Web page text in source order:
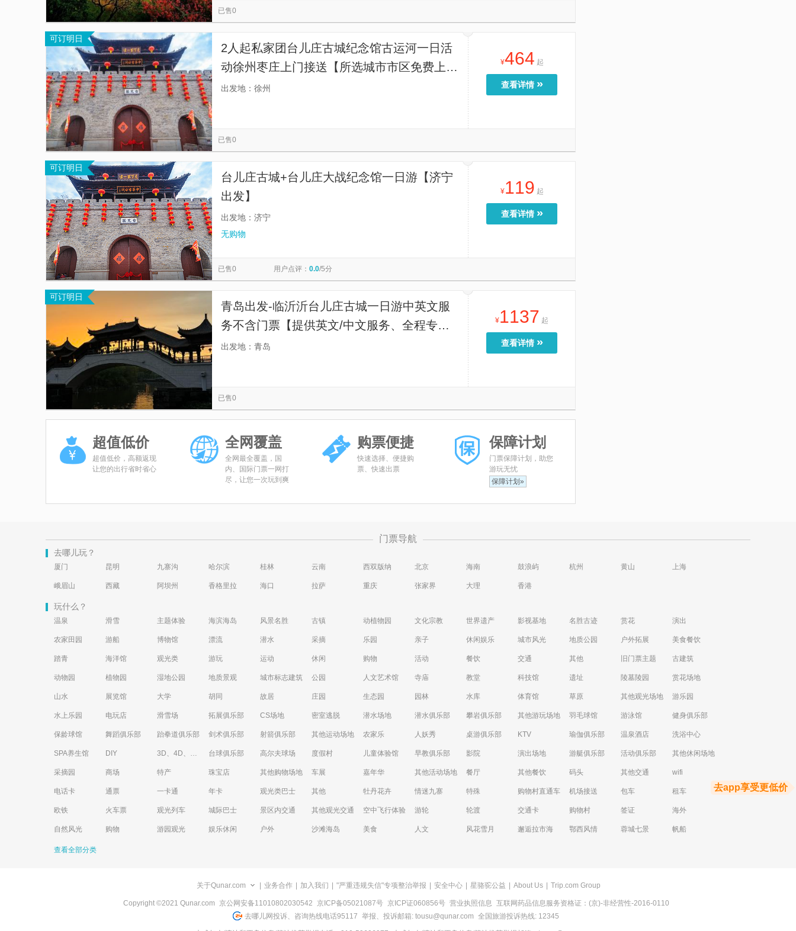
已售0
可订明日
2人起私家团台儿庄古城纪念馆古运河一日活
动徐州枣庄上门接送【所选城市市区免费上门
接送，方便快捷，省时省力（时间可微调）】
出发地：徐州
¥464 起
查看详情 »
已售0
可订明日
台儿庄古城+台儿庄大战纪念馆一日游【济宁
出发】
出发地：济宁
无购物
¥119 起
查看详情 »
已售0 用户点评： 0.0/5分
可订明日
青岛出发-临沂沂台儿庄古城一日游中英文服
务不含门票【提供英文/中文服务、全程专车
接送、热门景点门票代订一站式旅行服务】
出发地：青岛
¥1137 起
查看详情 »
已售0
超值低价
超值低价，高额返现
让您的出行省时省心
全网覆盖
全网最全覆盖，国
内、国际门票一网打
尽，让您一次玩到爽
购票便捷
快速选择、便捷购
票、快速出票
保障计划
门票保障计划，助您
游玩无忧
保障计划»
门票导航
去哪儿玩？
厦门 昆明 九寨沟 哈尔滨 桂林 云南 西双版纳 北京 海南 鼓浪屿 杭州 黄山 上海
峨眉山 西藏 阿坝州 香格里拉 海口 拉萨 重庆 张家界 大理 香港
玩什么？
温泉 滑雪 主题体验 海滨海岛 风景名胜 古镇 动植物园 文化宗教 世界遗产 影视基地 名胜古迹 赏花 演出
农家田园 游船 博物馆 漂流 潜水 采摘 乐园 亲子 休闲娱乐 城市风光 地质公园 户外拓展 美食餐饮
踏青 海洋馆 观光类 游玩 运动 休闲 购物 活动 餐饮 交通 其他 旧门票主题 古建筑
动物园 植物园 湿地公园 地质景观 城市标志建筑 公园 人文艺术馆 寺庙 教堂 科技馆 遗址 陵墓陵园 赏花场地
山水 展览馆 大学 胡同 故居 庄园 生态园 园林 水库 体育馆 草原 其他观光场地 游乐园
水上乐园 电玩店 滑雪场 拓展俱乐部 CS场地 密室逃脱 潜水场地 潜水俱乐部 攀岩俱乐部 其他游玩场地 羽毛球馆 游泳馆 健身俱乐部
保龄球馆 舞蹈俱乐部 跆拳道俱乐部 剑术俱乐部 射箭俱乐部 其他运动场地 农家乐 人妖秀 桌游俱乐部 KTV 瑜伽俱乐部 温泉酒店 洗浴中心
SPA养生馆 DIY 3D、4D、5D艺术体验馆 台球俱乐部 高尔夫球场 度假村 儿童体验馆 早教俱乐部 影院 演出场地 游艇俱乐部 活动俱乐部 其他休闲场地
采摘园 商场 特产 珠宝店 其他购物场地 车展 嘉年华 其他活动场地 餐厅 其他餐饮 码头 其他交通 wifi
电话卡 通票 一卡通 年卡 观光类巴士 其他 牡丹花卉 情迷九寨 特殊 购物村直通车 机场接送 包车 租车
欧铁 火车票 观光列车 城际巴士 景区内交通 其他观光交通 空中飞行体验 游轮 轮渡 交通卡 购物村 签证 海外
自然风光 购物 游园观光 娱乐休闲 户外 沙滩海岛 美食 人文 风花雪月 邂逅拉市海 鄂西风情 蓉城七景 帆船
查看全部分类
关于Qunar.com 业务合作 加入我们 "严重违规失信"专项整治举报 安全中心 星骆驼公益 About Us Trip.com Group
Copyright ©2021 Qunar.com 京公网安备11010802030542 京ICP备05021087号 京ICP证060856号 营业执照信息 互联网药品信息服务资格证：(京)-非经营性-2016-0110
去哪儿网投诉、咨询热线电话95117 举报、投诉邮箱: tousu@qunar.com 全国旅游投诉热线: 12345
去app享受更低价